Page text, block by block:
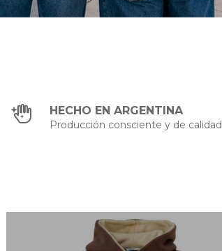
HECHO EN ARGENTINA
Producción consciente y de calidad